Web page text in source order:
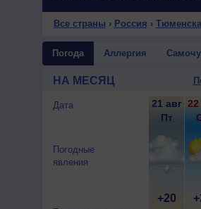
Все страны › Россия ›
Погода Аллергия
НА МЕСЯЦ
Дата
Погодные
явления
21 авг
Пт
+20
22